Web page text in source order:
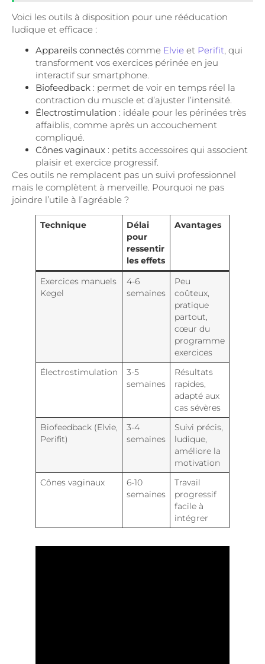
Voici les outils à disposition pour une rééducation
ludique et efficace :
Appareils connectés comme Elvie et Perifit, qui
transforment vos exercices périnée en jeu
interactif sur smartphone.
Biofeedback : permet de voir en temps réel la
contraction du muscle et d’ajuster l’intensité.
Électrostimulation : idéale pour les périnées très
affaiblis, comme après un accouchement
compliqué.
Cônes vaginaux : petits accessoires qui associent
plaisir et exercice progressif.
Ces outils ne remplacent pas un suivi professionnel
mais le complètent à merveille. Pourquoi ne pas
joindre l’utile à l’agréable ?
Technique
Délai
pour
ressentir
les effets
Avantages
Exercices manuels
Kegel
4-6
semaines
Peu
coûteux,
pratique
partout,
cœur du
programme
exercices
Électrostimulation
3-5
semaines
Résultats
rapides,
adapté aux
cas sévères
Biofeedback (Elvie,
Perifit)
3-4
semaines
Suivi précis,
ludique,
améliore la
motivation
Cônes vaginaux
6-10
semaines
Travail
progressif
facile à
intégrer